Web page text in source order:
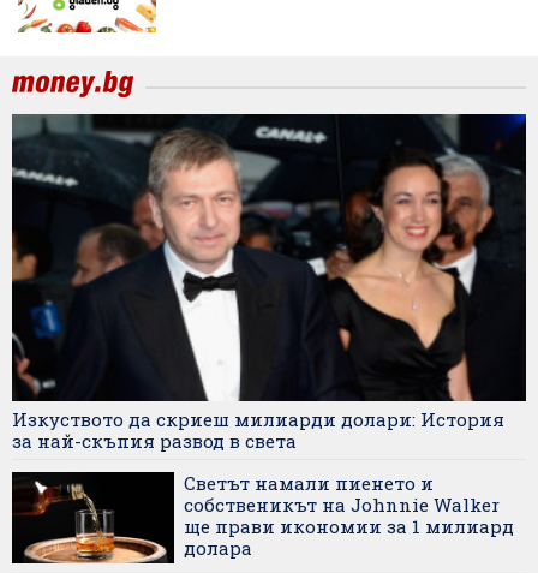
Изкуството да скриеш милиарди долари: История
за най-скъпия развод в света
Светът намали пиенето и
собственикът на Johnnie Walker
ще прави икономии за 1 милиард
долара